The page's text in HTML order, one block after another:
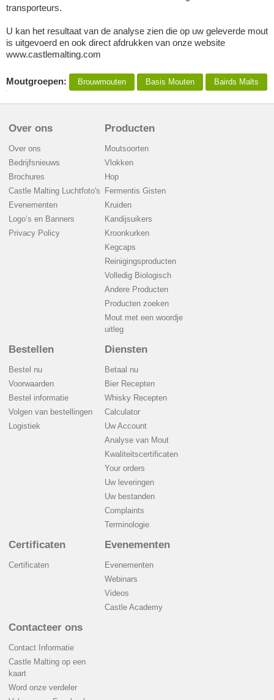
transporteurs.
U kan het resultaat van de analyse zien die op uw geleverde mout
is uitgevoerd en ook direct afdrukken van onze website
www.castlemalting.com
Moutgroepen: Brouwmouten Basis Mouten Bairds Malts
Over ons
Over ons
Bedrijfsnieuws
Brochures
Castle Malting Luchtfoto's
Evenementen
Logo’s en Banners
Privacy Policy
Producten
Moutsoorten
Vlokken
Hop
Fermentis Gisten
Kruiden
Kandijsuikers
Kroonkurken
Kegcaps
Reinigingsproducten
Volledig Biologisch
Andere Producten
Producten zoeken
Mout met een woordje
uitleg
Bestellen
Bestel nu
Voorwaarden
Bestel informatie
Volgen van bestellingen
Logistiek
Diensten
Betaal nu
Bier Recepten
Whisky Recepten
Calculator
Uw Account
Analyse van Mout
Kwaliteitscertificaten
Your orders
Uw leveringen
Uw bestanden
Complaints
Terminologie
Certificaten
Certificaten
Evenementen
Evenementen
Webinars
Videos
Castle Academy
Contacteer ons
Contact Informatie
Castle Malting op een
kaart
Word onze verdeler